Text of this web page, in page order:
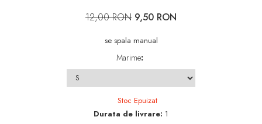
12,00 RON 9,50 RON
se spala manual
Marime:
Stoc Epuizat
Durata de livrare: 1